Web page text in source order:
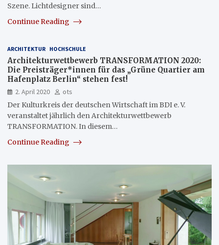
Szene. Lichtdesigner sind…
Continue Reading
ARCHITEKTUR HOCHSCHULE
Architekturwettbewerb TRANSFORMATION 2020:
Die Preisträger*innen für das „Grüne Quartier am
Hafenplatz Berlin“ stehen fest!
2. April 2020
ots
Der Kulturkreis der deutschen Wirtschaft im BDI e. V.
veranstaltet jährlich den Architekturwettbewerb
TRANSFORMATION. In diesem…
Continue Reading